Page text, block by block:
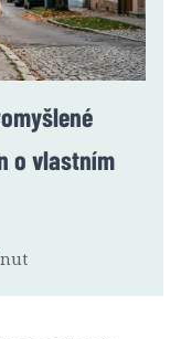
o vlastním